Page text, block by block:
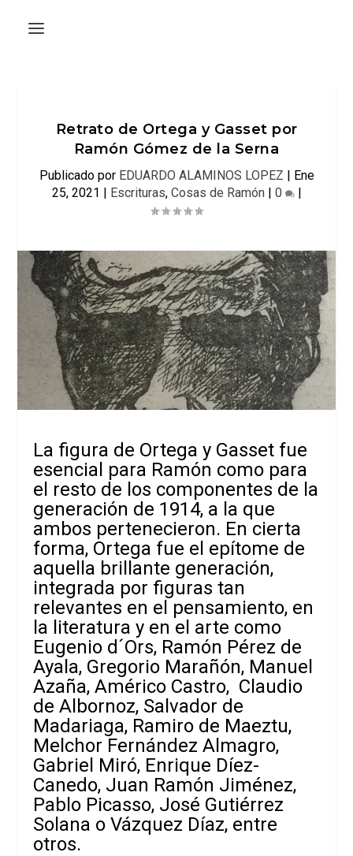
Retrato de Ortega y Gasset por
Ramón Gómez de la Serna
Publicado por EDUARDO ALAMINOS LOPEZ | Ene
25, 2021 | Escrituras, Cosas de Ramón| 0 |
La figura de Ortega y Gasset fue
esencial para Ramón como para
el resto de los componentes de la
generación de 1914, a la que
ambos pertenecieron. En cierta
forma, Ortega fue el epítome de
aquella brillante generación,
integrada por figuras tan
relevantes en el pensamiento, en
la literatura y en el arte como
Eugenio d´Ors, Ramón Pérez de
Ayala, Gregorio Marañón, Manuel
Azaña, Américo Castro, Claudio
de Albornoz, Salvador de
Madariaga, Ramiro de Maeztu,
Melchor Fernández Almagro,
Gabriel Miró, Enrique Díez-
Canedo, Juan Ramón Jiménez,
Pablo Picasso, José Gutiérrez
Solana o Vázquez Díaz, entre
otros.